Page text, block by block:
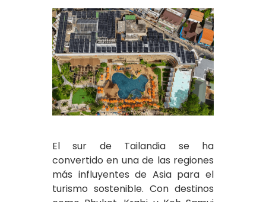
El sur de Tailandia se ha
convertido en una de las regiones
más influyentes de Asia para el
turismo sostenible. Con destinos